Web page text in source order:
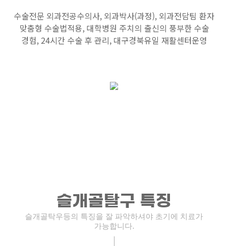
수술전문 외과전공수의사, 외과박사(과정), 외과전담팀 환자
맞춤형 수술법적용, 대학병원 주치의 출신의 풍부한 수술
경험, 24시간 수술 후 관리, 대구경북유일 재활센터운영
슬개골탈구 특징
슬개골탁우등의 특징을 잘 파악하셔야 초기에 치료가
가능합니다.